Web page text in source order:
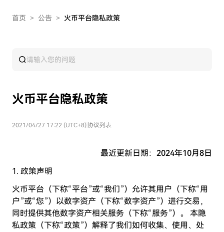
首页 > 公告 > 火币平台隐私政策
火币平台隐私政策
2021/04/27 17:22 (UTC+8)协议列表
最近更新日期： 2024年10月8日
1. 政策声明
火币平台（下称“平台”或“我们”）允许其用户（下称“用
户”或“您”）以数字资产（下称“数字资产”）进行交易，
同时提供其他数字资产相关服务（下称“服务”）。 本隐
私政策（下称“政策”）解释了我们如何收集、使用、处